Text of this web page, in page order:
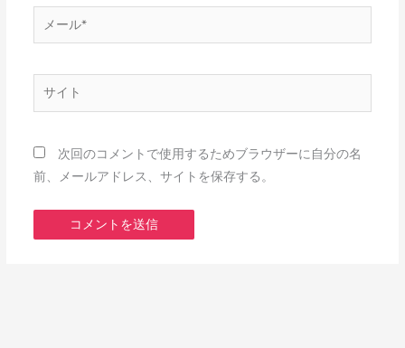
ー
イ
次回のコメントで使用するためブラウザーに自分の名
前、メールアドレス、サイトを保存する。